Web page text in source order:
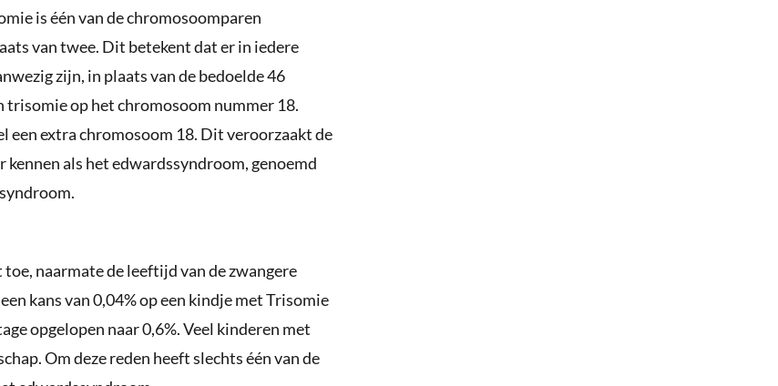
is één van de chromosoomparen
van twee. Dit betekent dat er in iedere
zijn, in plaats van de bedoelde 46
trisomie op het chromosoom nummer 18.
een extra chromosoom 18. Dit veroorzaakt de
als het edwardssyndroom, genoemd
naarmate de leeftijd van de zwangere
kans van 0,04% op een kindje met Trisomie
opgelopen naar 0,6%. Veel kinderen met
Om deze reden heeft slechts één van de